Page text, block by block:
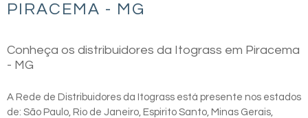
PIRACEMA - MG
Conheça os distribuidores da Itograss em Piracema
- MG
A Rede de Distribuidores da Itograss está presente nos estados
de: São Paulo, Rio de Janeiro, Espirito Santo, Minas Gerais,